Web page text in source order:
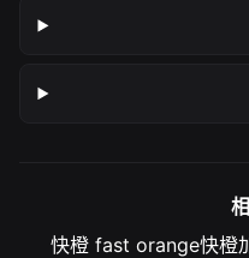
快橙 fast orange快橙